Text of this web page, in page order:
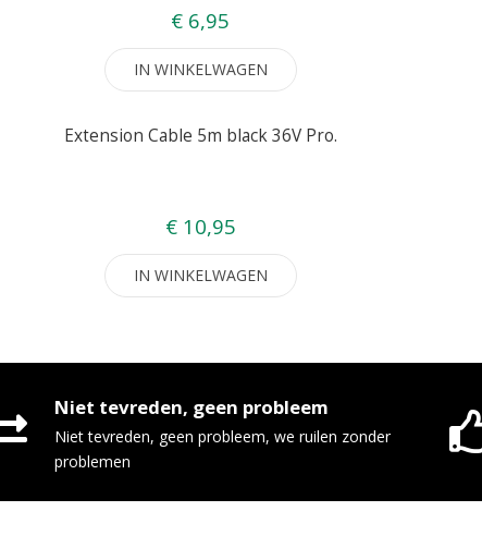
€ 6,95
IN WINKELWAGEN
Extension Cable 5m black 36V Pro.
€ 10,95
IN WINKELWAGEN
Niet tevreden, geen probleem
Niet tevreden, geen probleem, we ruilen zonder
problemen